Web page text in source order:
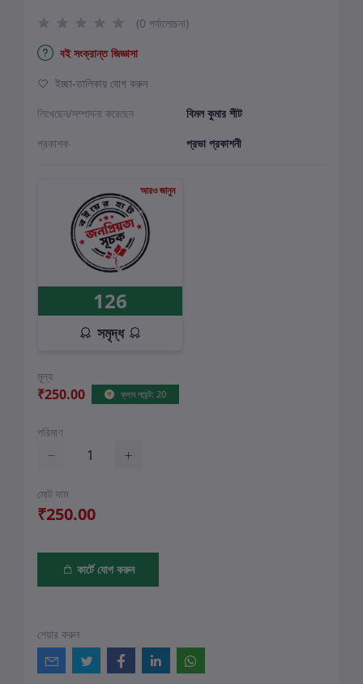
(0 পর্যালোচনা)
বই সংক্রান্ত জিজ্ঞাসা
ইচ্ছা-তালিকায় যোগ করুন
লিখেছেন/সম্পাদনা করেছেন
বিমল কুমার শীট
প্রকাশক
প্রভা প্রকাশনী
আরও জানুন
126
সমৃদ্ধ
মূল্য
₹250.00 ক্লাব পয়েন্ট: 20
পরিমাণ
মোট দাম
₹250.00
কার্টে যোগ করুন
শেয়ার করুন